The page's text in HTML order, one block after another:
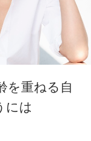
を重ねる自
には